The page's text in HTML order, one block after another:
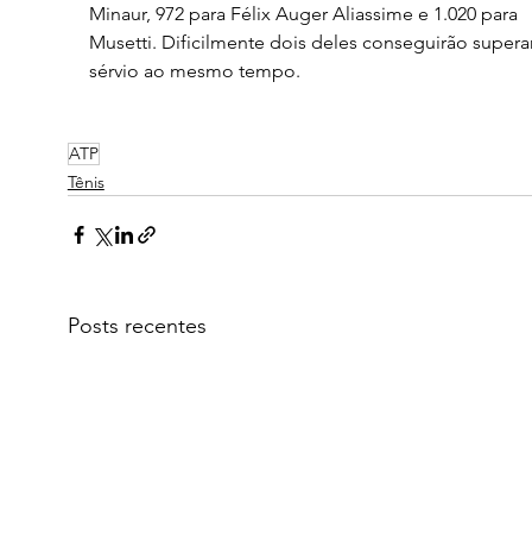
Minaur, 972 para Félix Auger Aliassime e 1.020 para
Musetti. Dificilmente dois deles conseguirão
sérvio ao mesmo tempo.
ATP
Tênis
Posts recentes